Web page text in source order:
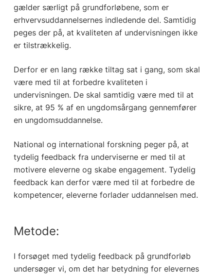
gælder særligt på grundforløbene, som er
erhvervsuddannelsernes indledende del. Samtidig
peges der på, at kvaliteten af undervisningen ikke
er tilstrækkelig.
Derfor er en lang række tiltag sat i gang, som skal
være med til at forbedre kvaliteten i
undervisningen. De skal samtidig være med til at
sikre, at 95 % af en ungdomsårgang gennemfører
en ungdomsuddannelse.
National og international forskning peger på, at
tydelig feedback fra underviserne er med til at
motivere eleverne og skabe engagement. Tydelig
feedback kan derfor være med til at forbedre de
kompetencer, eleverne forlader uddannelsen med.
Metode:
I forsøget med tydelig feedback på grundforløb
undersøger vi, om det har betydning for elevernes